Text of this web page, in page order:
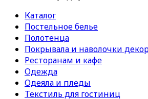
Каталог
Постельное белье
Полотенца
Покрывала и наволочки
Ресторанам и кафе
Одежда
Одеяла и пледы
Текстиль для гостиниц